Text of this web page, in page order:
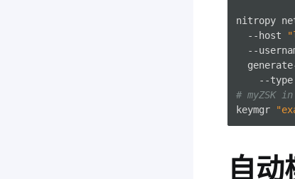
nitropy
--host
--
--type
# myZSK
keymgr